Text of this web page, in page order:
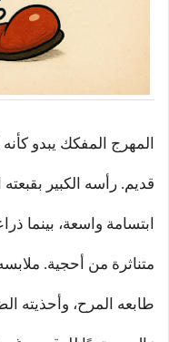
المهرج المفكك يبدو
قديم. رأسه الكبير
ابتسامة واسعة، بينما
متناثرة من أحجية.
طابعه المرح، وأحذيته